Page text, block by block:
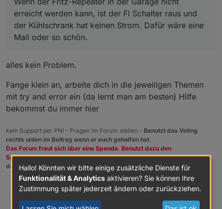
erreicht werden kann, ist der FI Schalter raus und
der Kühlschrank hat keinen Strom. Dafür wäre eine
Mail oder so schön.
alles kein Problem.
Fange klein an, arbeite dich in die jeweiligen Themen
mit try and error ein (da lernt man am besten) Hilfe
bekommst du immer hier
kein Support per PN! - Fragen im Forum stellen - Benutzt das Voting
rechts unten im Beitrag wenn er euch geholfen hat.
Das Forum freut sich über eine Spende. Benutzt dazu den
Spendenbutton oben rechts. Danke!
der Installationsfixer: curl -fsL https://iobroker.net/fix.sh | bash -
1
Hallo! Könnten wir bitte einige zusätzliche Dienste für
Funktionalität & Analytics aktivieren? Sie können Ihre
Zustimmung später jederzeit ändern oder zurückziehen.